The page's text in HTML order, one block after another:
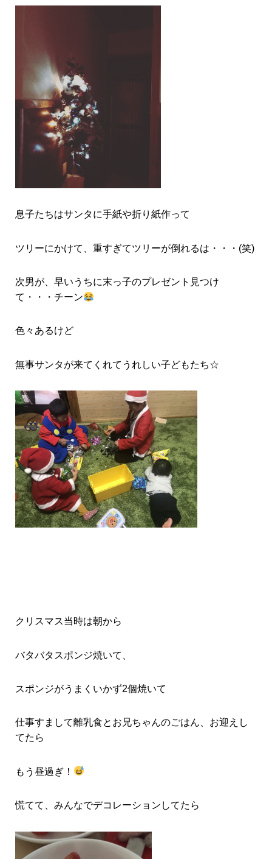
息子たちはサンタに手紙や折り紙作って
ツリーにかけて、重すぎてツリーが倒れるは・・・(笑)
次男が、早いうちに末っ子のプレゼント見つけ
て・・・チーン
色々あるけど
無事サンタが来てくれてうれしい子どもたち☆
クリスマス当時は朝から
バタバタスポンジ焼いて、
スポンジがうまくいかず2個焼いて
仕事すまして離乳食とお兄ちゃんのごはん、お迎えし
てたら
もう昼過ぎ！
慌てて、みんなでデコレーションしてたら